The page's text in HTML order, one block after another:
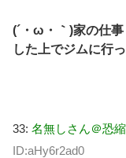
(´・ω・｀)家の仕
した上でジムに行
33: 名無しさん＠恐
ID:aHy6r2ad0